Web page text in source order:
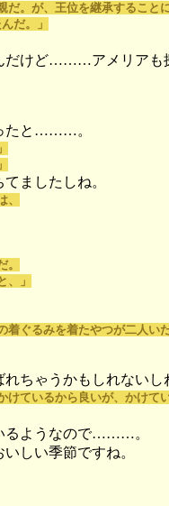
が、王位を継承すること
だ。」
けど………アメリアも
たと………。
ましたしね。
」
ぐるみを着たやつが二人いた
ちゃうかもしれないし
ているから良いが、かけて
るようなので………。
しい季節ですね。